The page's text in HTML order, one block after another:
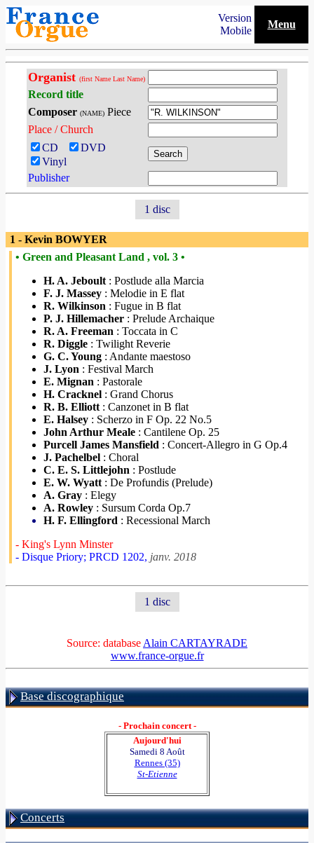
Version
Mobile
Menu
Organist (first Name Last Name)
Record title
Composer (NAME) Piece
Place / Church
CD
DVD
Vinyl
Publisher
1 disc
1 - Kevin BOWYER
• Green and Pleasant Land , vol. 3 •
H. A. Jeboult : Postlude alla Marcia
F. J. Massey : Melodie in E flat
R. Wilkinson : Fugue in B flat
P. J. Hillemacher : Prelude Archaique
R. A. Freeman : Toccata in C
R. Diggle : Twilight Reverie
G. C. Young : Andante maestoso
J. Lyon : Festival March
E. Mignan : Pastorale
H. Cracknel : Grand Chorus
R. B. Elliott : Canzonet in B flat
E. Halsey : Scherzo in F Op. 22 No.5
John Arthur Meale : Cantilene Op. 25
Purcell James Mansfield : Concert-Allegro in G Op.4
J. Pachelbel : Choral
C. E. S. Littlejohn : Postlude
E. W. Wyatt : De Profundis (Prelude)
A. Gray : Elegy
A. Rowley : Sursum Corda Op.7
H. F. Ellingford : Recessional March
- King's Lynn Minster
- Disque Priory; PRCD 1202, janv. 2018
1 disc
Source: database Alain CARTAYRADE
www.france-orgue.fr
Base discographique
- Prochain concert -
Aujourd'hui
Samedi 8 Août
Rennes (35)
St-Etienne
Concerts